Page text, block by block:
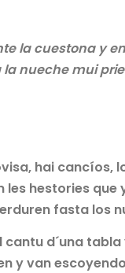
la cuestona y
nueche mui
hai cancíos,
hestories que
fasta los
d´una
y van